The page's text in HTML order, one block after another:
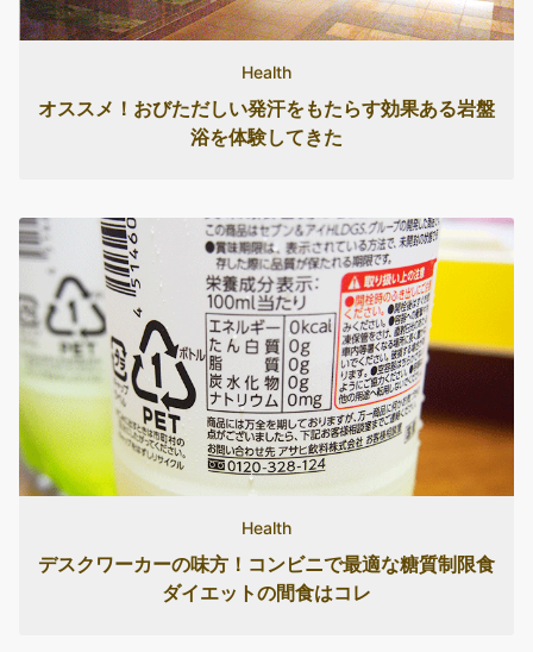
Health
オススメ！おびただしい発汗をもたらす効果ある岩盤
浴を体験してきた
Health
デスクワーカーの味方！コンビニで最適な糖質制限食
ダイエットの間食はコレ